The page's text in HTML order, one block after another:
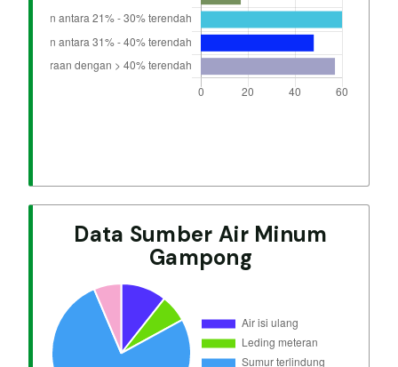
Data Sumber Air Minum
Gampong